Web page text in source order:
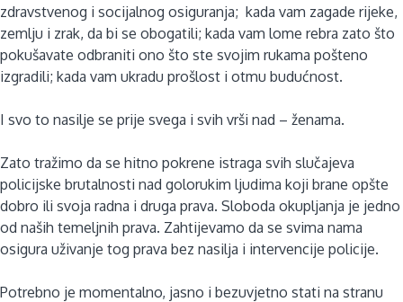
zdravstvenog i socijalnog osiguranja; kada vam zagade rijeke,
zemlju i zrak, da bi se obogatili; kada vam lome rebra zato što
pokušavate odbraniti ono što ste svojim rukama pošteno
izgradili; kada vam ukradu prošlost i otmu budućnost.
I svo to nasilje se prije svega i svih vrši nad – ženama.
Zato tražimo da se hitno pokrene istraga svih slučajeva
policijske brutalnosti nad golorukim ljudima koji brane opšte
dobro ili svoja radna i druga prava. Sloboda okupljanja je jedno
od naših temeljnih prava. Zahtijevamo da se svima nama
osigura uživanje tog prava bez nasilja i intervencije policije.
Potrebno je momentalno, jasno i bezuvjetno stati na stranu